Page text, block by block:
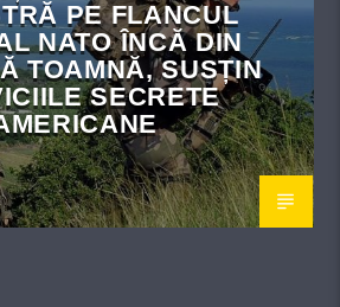
PE FLANCUL
NATO ÎNCĂ DIN
TOAMNĂ, SUSȚIN
SECRETE